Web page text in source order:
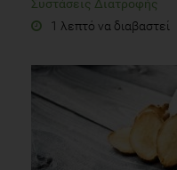
Συστάσεις Διατροφής
1 λεπτό να διαβαστεί